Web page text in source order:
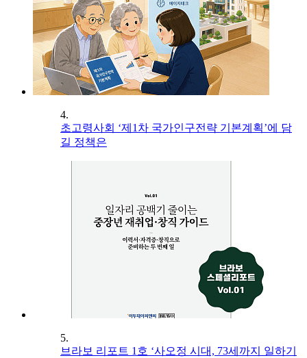
4.
초고령사회 ‘제1차 국가인구전략 기본계획’에 담
길 정책은
5.
브라보 리포트 1호 ‘사오정 시대, 73세까지 일하기